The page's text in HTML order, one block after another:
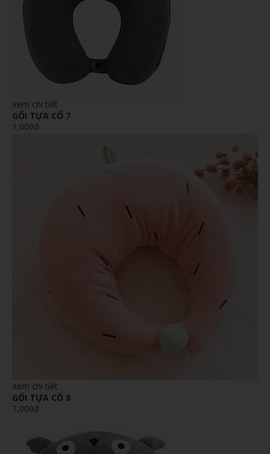
Xem chi tiết
GỐI TỰA CỔ 7
1,000đ
Xem chi tiết
GỐI TỰA CỔ 8
1,000đ